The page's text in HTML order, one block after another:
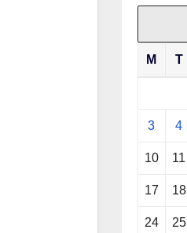
M T
3 4
10 11
17 18
24 25